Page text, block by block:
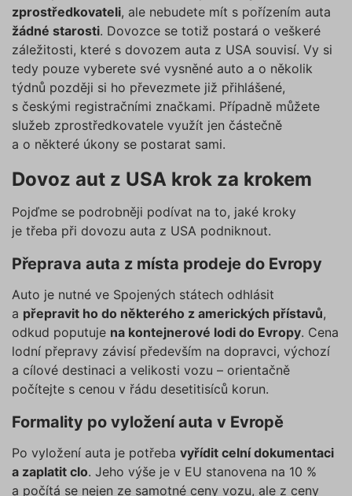
zprostředkovateli, ale nebudete mít s pořízením auta
žádné starosti. Dovozce se totiž postará o veškeré
záležitosti, které s dovozem auta z USA souvisí. Vy si
tedy pouze vyberete své vysněné auto a o několik
týdnů později si ho převezmete již přihlášené,
s českými registračními značkami. Případně můžete
služeb zprostředkovatele využít jen částečně
a o některé úkony se postarat sami.
Dovoz aut z USA krok za krokem
Pojďme se podrobněji podívat na to, jaké kroky
je třeba při dovozu auta z USA podniknout.
Přeprava auta z místa prodeje do Evropy
Auto je nutné ve Spojených státech odhlásit
a přepravit ho do některého z amerických přístavů,
odkud poputuje na kontejnerové lodi do Evropy. Cena
lodní přepravy závisí především na dopravci, výchozí
a cílové destinaci a velikosti vozu – orientačně
počítejte s cenou v řádu desetitisíců korun.
Formality po vyložení auta v Evropě
Po vyložení auta je potřeba vyřídit celní dokumentaci
a zaplatit clo. Jeho výše je v EU stanovena na 10 %
a počítá se nejen ze samotné ceny vozu, ale z ceny